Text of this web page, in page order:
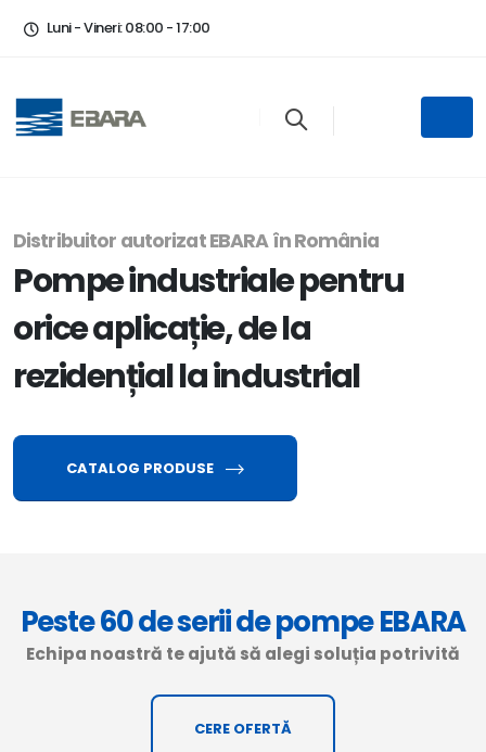
Luni - Vineri: 08:00 - 17:00
Distribuitor autorizat EBARA în România
Pompe industriale pentru
orice aplicație, de la
rezidențial la industrial
CATALOG PRODUSE
Peste 60 de serii de pompe EBARA
Echipa noastră te ajută să alegi soluția potrivită
CERE OFERTĂ